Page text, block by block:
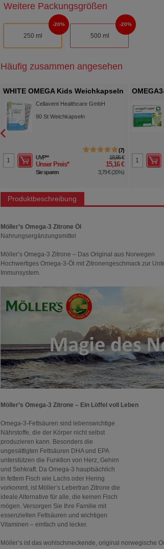
Weitere Packungsgrößen
250 ml
20%
500 ml
20%
Häufig zusammen angesehen
WHITE OMEGA Kids Weichkapseln
Cellavent Healthcare GmbH
90St Weichkapseln
7
UVP** 18,95 €
Unser Preis* 15,16 €
Sie sparen 3,79 €(20%)
Produktbeschreibung
Möller’s Omega-3 Zitrone Öl
Nahrungsergänzungsmittel
Möller’s Omega-3 Zitrone – Das Original aus Norwegen
Hochwertiges Omega-3-Öl mit Zitronengeschmack zur
Immunsystem.
Möller’s Omega-3 Zitrone – Ein Löffel voll Leben
Omega-3-Fettsäuren sind lebenswichtige
Nährstoffe, die der Körper nicht selbst
produzieren kann. Besonders die
ungesättigten Fettsäuren DHA und EPA
unterstützen die Funktion von Herz, Gehirn
und Sehkraft. Da Omega-3 hauptsächlich
in fettem Fisch wie Lachs oder Hering
vorkommt, ist Möller’s Lebertran Zitrone die
ideale Alternative für alle, die keinen Fisch
mögen. Versorgen Sie Ihre Familie mit
essenziellen Fettsäuren und wichtigen
Vitaminen – einfach und lecker.
Möller’s ist das wohlschmeckende, original norwegische